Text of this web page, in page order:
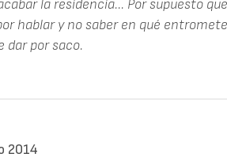
la residencia... Por supuesto
hablar y no saber en qué
dar por saco.
2014